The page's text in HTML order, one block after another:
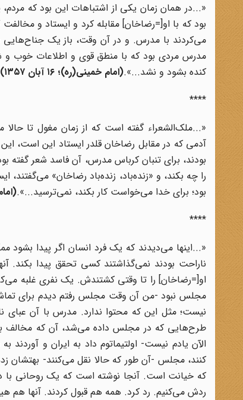
«...در همان زمان یکی از اشتباهات این بود که مردم،
بود که با او[=رضاخان] مقابله کرد و ایستاد و
می‌کردند با مدرس. و در آن وقت، باز یک جناح‌هایی
مدرس مردی بود که با منطق قوی و اطلاعات خوب و
کنده بشود و نشد...».(امام خمینی(ره)؛ ۱۶ آبان ۱۳۵۷)
****
«...ملک‌الشعراء گفته است که از زمان مغول تا
آدمی که در مقابل رضاخان قلدر ایستاد این
بودند، برای تنبان کرباس مدرس، آن فاسد شعر
را چه بکند، و «زنده‌باد، زنده‌باد رضاخان»
بود؛ برای خدا می‌خواست کار بکند، نمی‌ترسید...».(امام
****
«...اینها می‌دیدند که یک فرد انسان اگر پیدا
ناراحت بودند نمی‌گذاشتند کسی تحقق پیدا
او[=رضاخان] را تا وقتی کشتندش. یک نفری غلبه
مجلس نبود -من آن وقت مجلس رفتم دیدم برای
نیست؛ مثل این که محتوا ندارد. مدرس با آن
طرح‌هایی که در مجلس داده می‌شد، آن که مخالف
الآن یادم نیست- اولتیماتوم داد به ایران و
کنند، مجلس -آن طور که حالا نقل می‌کنند- بهتشان
که خیانت است. آنجا نوشته است که یک روحانی با
ردش می‌کنیم. رد کرد. همه هم قبول کردند. آنها هم